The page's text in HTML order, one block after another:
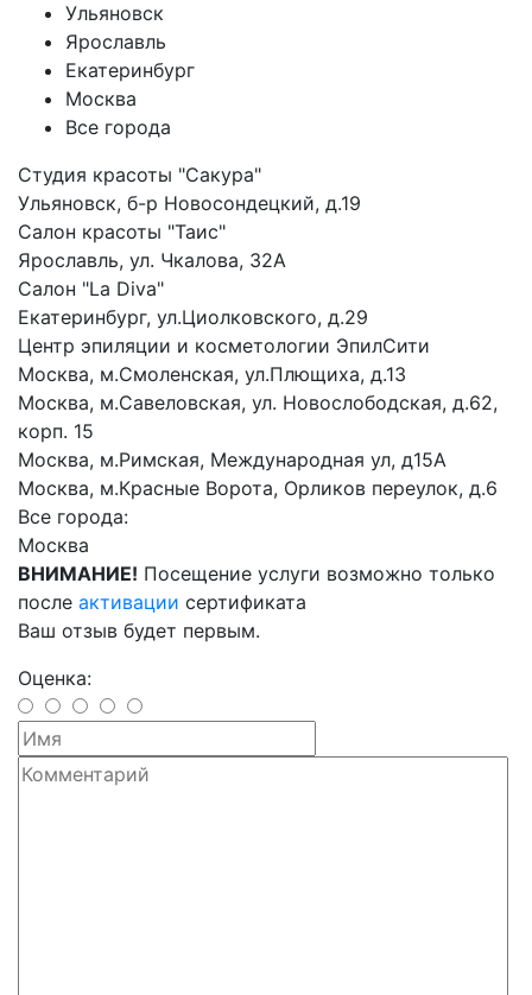
Ульяновск
Ярославль
Екатеринбург
Москва
Все города
Студия красоты "Сакура"
Ульяновск, б-р Новосондецкий, д.19
Салон красоты "Таис"
Ярославль, ул. Чкалова, 32А
Салон "La Diva"
Екатеринбург, ул.Циолковского, д.29
Центр эпиляции и косметологии ЭпилСити
Москва, м.Смоленская, ул.Плющиха, д.13
Москва, м.Савеловская, ул. Новослободская, д.62,
корп. 15
Москва, м.Римская, Международная ул, д15А
Москва, м.Красные Ворота, Орликов переулок, д.6
Все города:
Москва
ВНИМАНИЕ! Посещение услуги возможно только
после активации сертификата
Ваш отзыв будет первым.
Оценка: